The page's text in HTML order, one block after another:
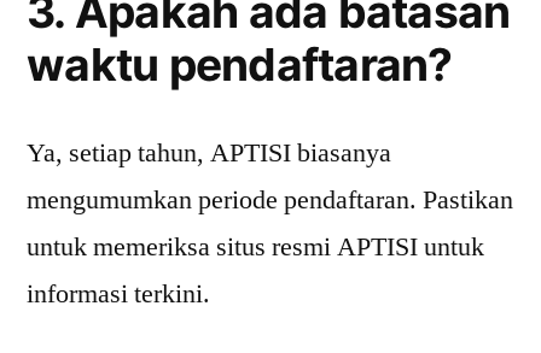
3. Apakah ada batasan
waktu pendaftaran?
Ya, setiap tahun, APTISI biasanya
mengumumkan periode pendaftaran. Pastikan
untuk memeriksa situs resmi APTISI untuk
informasi terkini.